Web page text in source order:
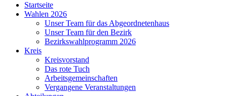
Charlottenburg-
Wilmersdorf
Startseite
Wahlen 2026
Unser Team für das Abgeordnetenhaus
Unser Team für den Bezirk
Bezirkswahlprogramm 2026
Kreis
Kreisvorstand
Das rote Tuch
Arbeitsgemeinschaften
Vergangene Veranstaltungen